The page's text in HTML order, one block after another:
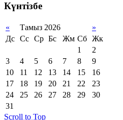
Күнтізбе
« Тамыз 2026
»
Дс Сс Ср Бс Жм Сб Жк
1
2
3
4 5 6 7 8
9
10
11 12 13 14 15
16
17
18 19 20 21 22
23
24
25 26 27 28 29
30
31
Scroll to Top